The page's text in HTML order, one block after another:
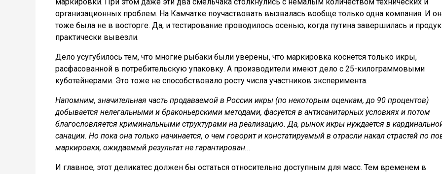
организационных проблем. На Камчатке поучаствовать вызвалась вообще только одна компания. И
тоже была не в восторге. Да, и тестирование проводилось осенью, когда путина завершилась и
практически вывезли.
Дело усугубилось тем, что многие рыбаки были уверены, что маркировка коснется только икры,
расфасованной в потребительскую упаковку. А производители имеют дело с 25-килограммовыми
куботейнерами. Это тоже не способствовало росту числа участников эксперимента.
Напомним, значительная часть продаваемой в России икры (по некоторым оценкам, до 90 процентов)
добывается нелегальными и браконьерскими методами, фасуется в антисанитарных условиях и потом
благословляется криминальными структурами на реализацию. Да, рынок икры нуждается в
санации. Но пока она только начинается, о чем говорит и констатируемый в отрасли накал страстей по
маркировки, ожидаемый результат не гарантирован...
И главное, этот деликатес должен бы остаться относительно доступным для масс. Тем временем в